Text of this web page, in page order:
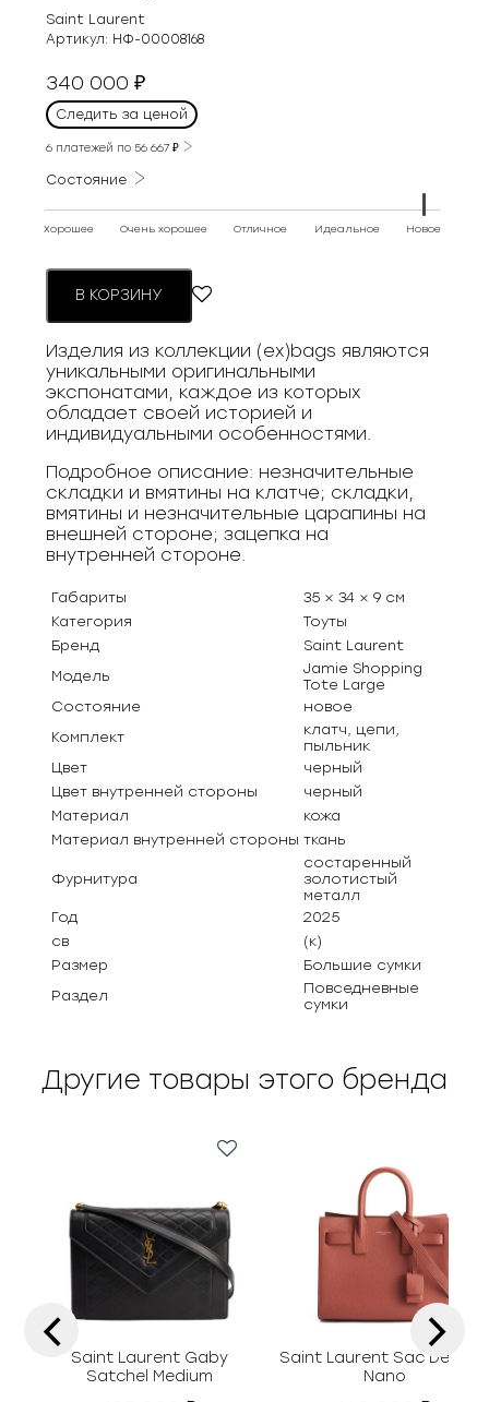
Saint Laurent
Артикул: НФ-00008168
340 000₽
Следить за ценой
6 платежей по56 667₽
Состояние
Хорошее Очень хорошее Отличное Идеальное Новое
В КОРЗИНУ
Изделия из коллекции (ex)bags являются
уникальными оригинальными
экспонатами, каждое из которых
обладает своей историей и
индивидуальными особенностями.
Подробное описание: незначительные
складки и вмятины на клатче; складки,
вмятины и незначительные царапины на
внешней стороне; зацепка на
внутренней стороне.
Габариты
35 × 34 × 9 см
Категория
Тоуты
Бренд
Saint Laurent
Модель
Jamie Shopping
Tote Large
Состояние
новое
Комплект
клатч, цепи,
пыльник
Цвет
черный
Цвет внутренней стороны
черный
Материал
кожа
Материал внутренней стороны ткань
Фурнитура
состаренный
золотистый
металл
Год
2025
св
(к)
Размер
Большие сумки
Раздел
Повседневные
сумки
Другие товары этого бренда
Saint Laurent Gaby
Satchel Medium
Saint Laurent Sac De Jour
Nano
‹ ›